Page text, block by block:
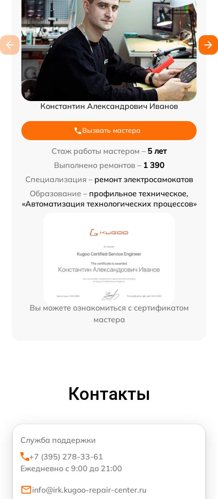
Константин Александрович Иванов
Вызвать мастера
Стаж работы мастером – 5 лет
Выполнено ремонтов – 1 390
Специализация – ремонт электросамокатов
Образование – профильное техническое,
«Автоматизация технологических процессов»
Вы можете ознакомиться с сертификатом
мастера
Контакты
Служба поддержки
+7 (395) 278-33-61
Ежедневно с 9:00 до 21:00
info@irk.kugoo-repair-center.ru